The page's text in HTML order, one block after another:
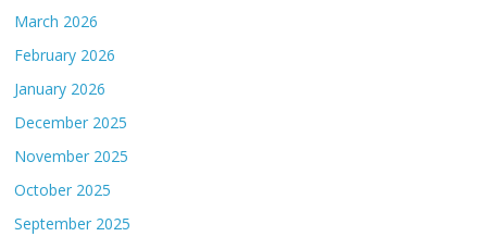
March 2026
February 2026
January 2026
December 2025
November 2025
October 2025
September 2025